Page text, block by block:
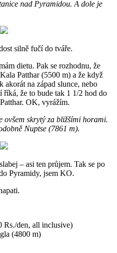
nad Pyramidou. A dole je
silně fučí do tváře.
dietu. Pak se rozhodnu, že
Patthar (5500 m) a že když
akorát na západ slunce, nebo
říká, že to bude tak 1 1/2 hod do
OK, vyrážím.
ovšem skrytý za bližšími horami.
Nuptse (7861 m).
– asi ten průjem. Tak se po
Pyramidy, jsem KO.
Rs./den, all inclusive)
(4800 m)